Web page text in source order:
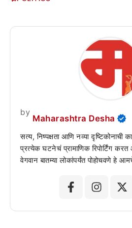
by
Maharashtra Desha
सत्य, निष्पक्षता आणि नव्या दृष्टिकोनाची
प्रत्येक घटनेचं प्रामाणिक रिपोर्टिंग
वेगवान बातम्या लोकांपर्यंत पोहोचवणे हे